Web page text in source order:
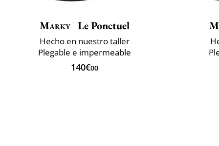
Marky Le Ponctuel
Hecho en nuestro taller
Plegable e impermeable
140€00